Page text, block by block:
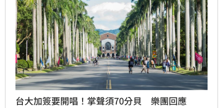
台大加簽要開唱！掌聲須70分貝 樂團回應